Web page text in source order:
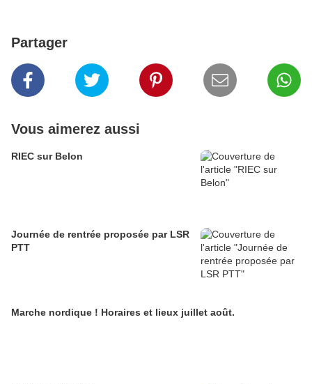
Partager
Vous aimerez aussi
RIEC sur Belon
Journée de rentrée proposée par LSR
PTT
Marche nordique ! Horaires et lieux juillet août.